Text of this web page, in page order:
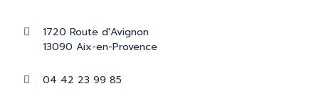
RÉALISATIONS
1720 Route d'Avignon
13090 Aix-en-Provence
04 42 23 99 85